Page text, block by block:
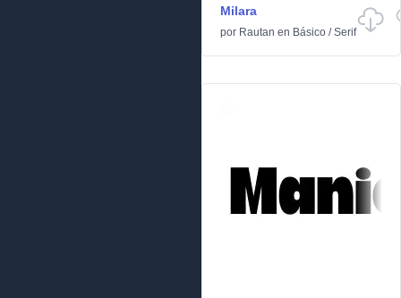
Milara
por Rautan en Básico /Serif